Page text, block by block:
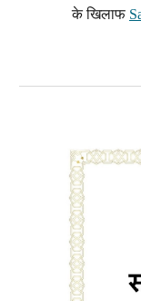
के खिलाफ